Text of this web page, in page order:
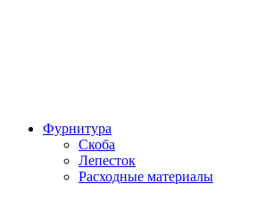
Фурнитура
Скоба
Лепесток
Расходные материалы